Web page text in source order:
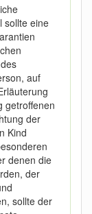
sollte eine
auf
getroffenen
der
Kind
denen die
der
sollte der